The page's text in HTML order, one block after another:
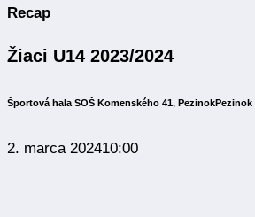
Recap
Žiaci U14 2023/2024
Športová hala SOŠ Komenského 41, PezinokPezinok
2. marca 202410:00